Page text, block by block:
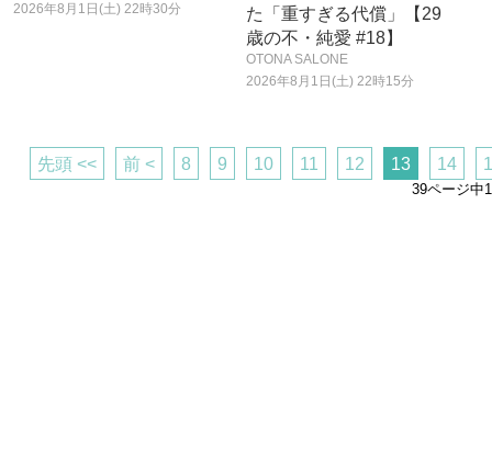
2026年8月1日(土) 22時30分
た「重すぎる代償」【29
歳の不・純愛 #18】
OTONA SALONE
2026年8月1日(土) 22時15分
先頭 << 前 < 8 9 10 11 12 13 14
39ページ中